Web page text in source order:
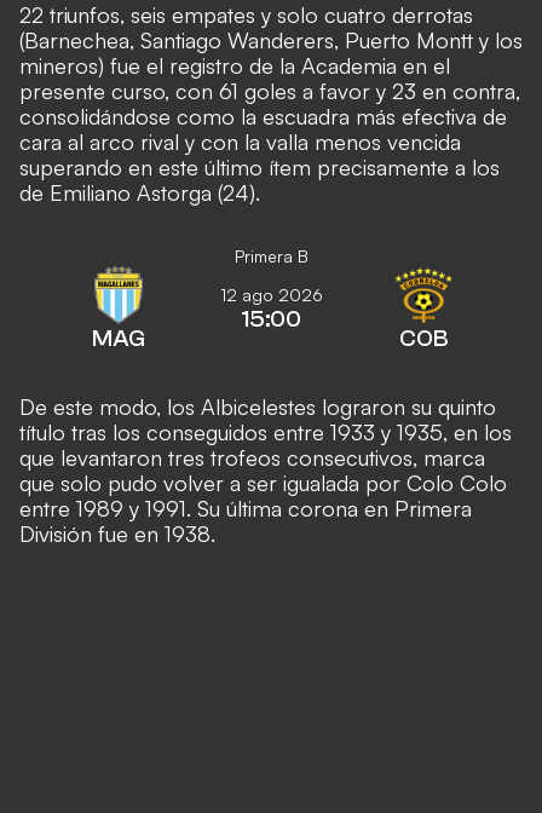
22 triunfos, seis empates y solo cuatro derrotas
(Barnechea, Santiago Wanderers, Puerto Montt y los
mineros) fue el registro de la Academia en el
presente curso, con 61 goles a favor y 23 en contra,
consolidándose como la escuadra más efectiva de
cara al arco rival y con la valla menos vencida
superando en este último ítem precisamente a los
de Emiliano Astorga (24).
Primera B
MAG
12 ago 2026
15:00
COB
De este modo, los Albicelestes lograron su quinto
título tras los conseguidos entre 1933 y 1935, en los
que levantaron tres trofeos consecutivos, marca
que solo pudo volver a ser igualada por Colo Colo
entre 1989 y 1991. Su última corona en Primera
División fue en 1938.